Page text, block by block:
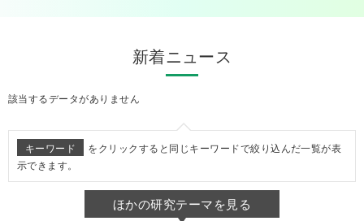
新着ニュース
該当するデータがありません
キーワード
をクリックすると同じキーワードで絞り込んだ一覧が表
示できます。
ほかの研究テーマを見る